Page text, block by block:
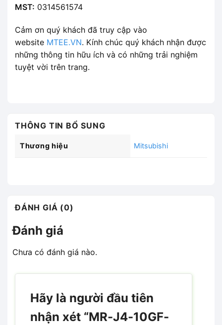
MST: 0314561574
Cảm ơn quý khách đã truy cập vào
website MTEE.VN. Kính chúc quý khách nhận được
những thông tin hữu ích và có những trải nghiệm
tuyệt vời trên trang.
THÔNG TIN BỔ SUNG
Thương hiệu Mitsubishi
ĐÁNH GIÁ (0)
Đánh giá
Chưa có đánh giá nào.
Hãy là người đầu tiên
nhận xét “MR-J4-10GF-